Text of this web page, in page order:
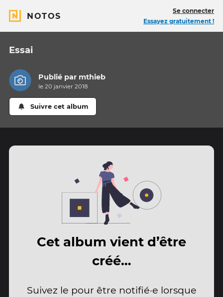
NOTOS
Se connecter
Essayez gratuitement !
Essai
Publié par mthieb
le 20 janvier 2018
Suivre cet album
Cet album vient d’être
créé…
Suivez le pour être notifié·e lorsque